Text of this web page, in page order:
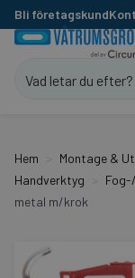
Bli företagskund
Hem Montage &
Handverktyg
metal m/krok